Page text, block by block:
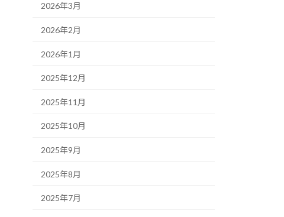
2026年3月
2026年2月
2026年1月
2025年12月
2025年11月
2025年10月
2025年9月
2025年8月
2025年7月